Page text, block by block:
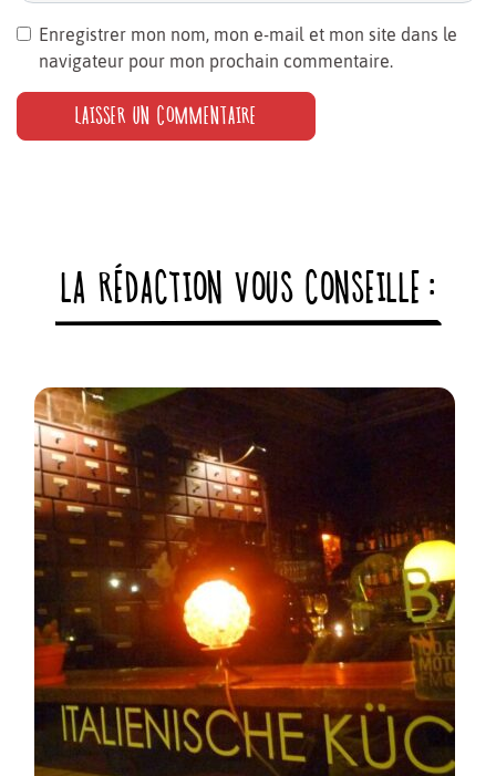
Enregistrer mon nom, mon e-mail et mon site dans le
navigateur pour mon prochain commentaire.
LA RÉDACTION VOUS CONSEILLE :